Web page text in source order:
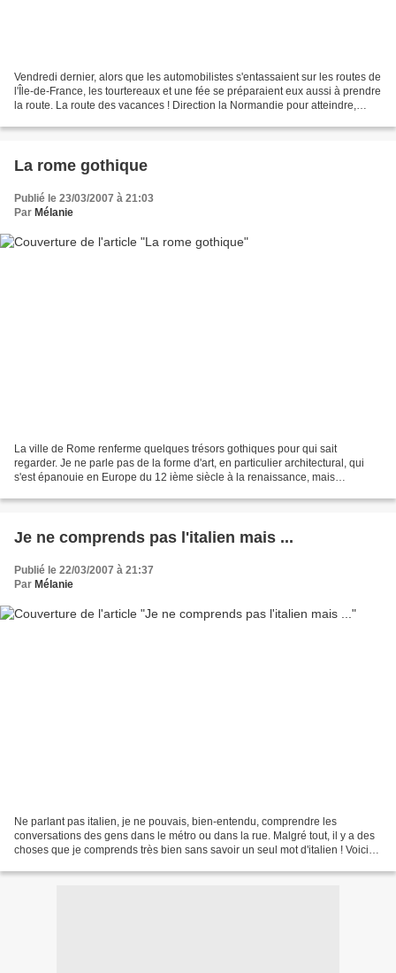
Vendredi dernier, alors que les automobilistes s'entassaient sur les routes de
l'Île-de-France, les tourtereaux et une fée se préparaient eux aussi à prendre
la route. La route des vacances ! Direction la Normandie pour atteindre,
La rome gothique
Publié le 23/03/2007 à 21:03
Par Mélanie
La ville de Rome renferme quelques trésors gothiques pour qui sait
regarder. Je ne parle pas de la forme d'art, en particulier architectural, qui
s'est épanouie en Europe du 12 ième siècle à la renaissance, mais
Je ne comprends pas l'italien mais ...
Publié le 22/03/2007 à 21:37
Par Mélanie
Ne parlant pas italien, je ne pouvais, bien-entendu, comprendre les
conversations des gens dans le métro ou dans la rue. Malgré tout, il y a des
choses que je comprends très bien sans savoir un seul mot d'italien ! Voici